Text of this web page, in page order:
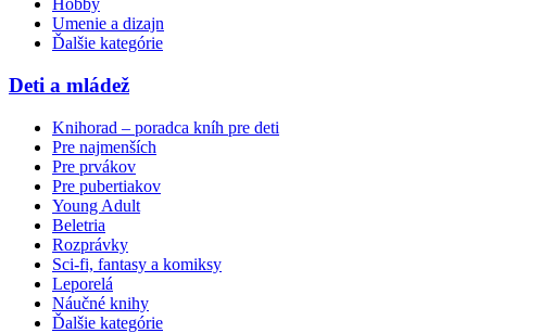
Hobby
Umenie a dizajn
Ďalšie kategórie
Deti a mládež
Knihorad – poradca kníh pre deti
Pre najmenších
Pre prvákov
Pre pubertiakov
Young Adult
Beletria
Rozprávky
Sci-fi, fantasy a komiksy
Leporelá
Náučné knihy
Ďalšie kategórie